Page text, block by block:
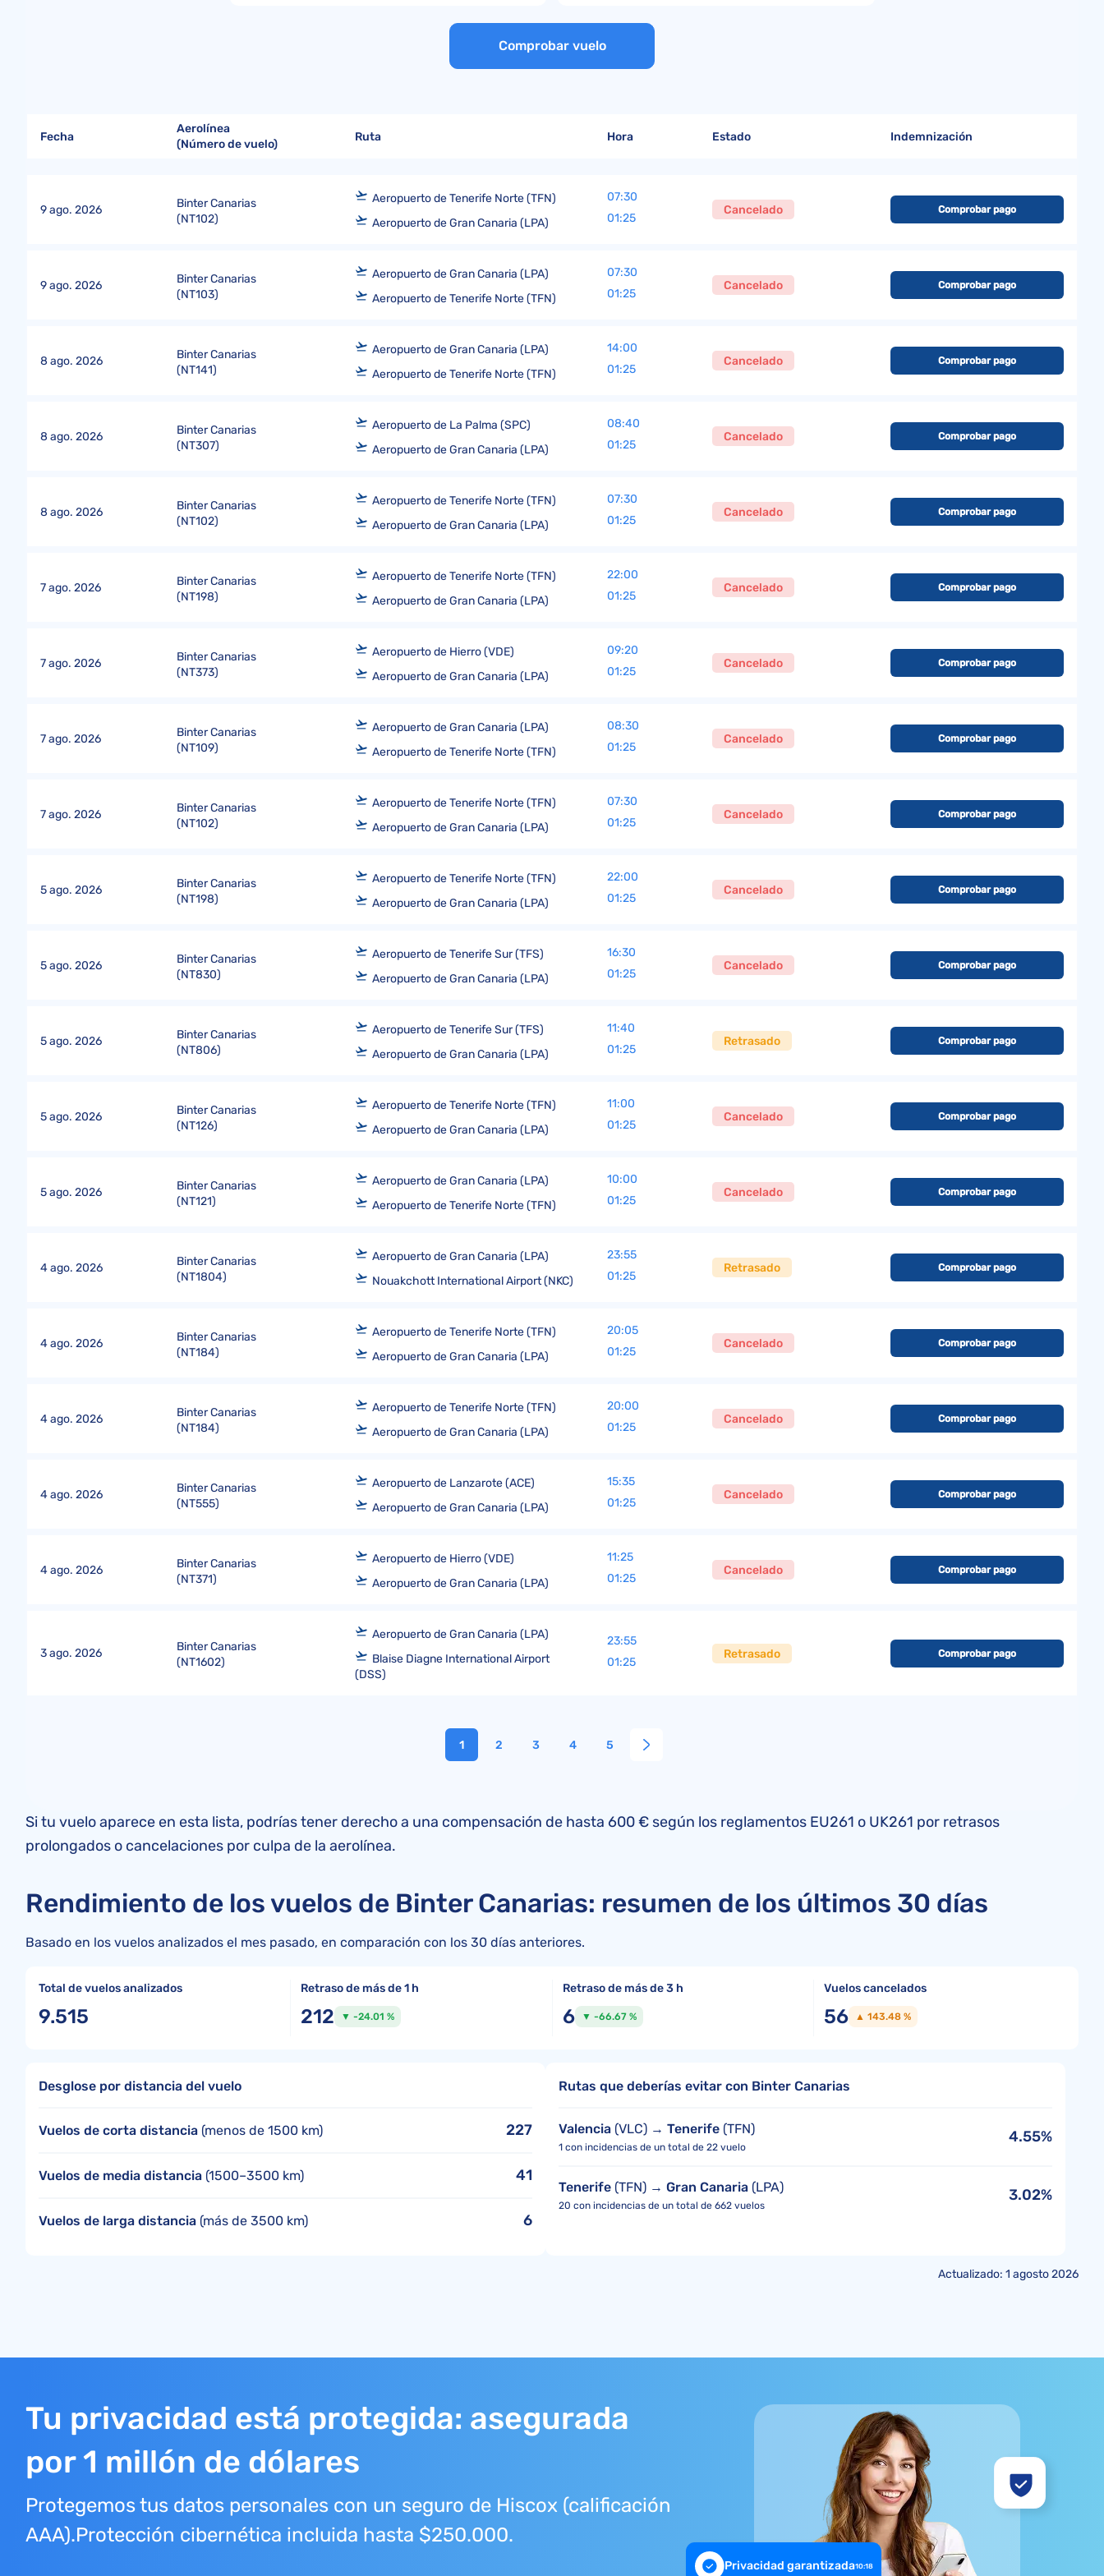
Reclamaciones a Aerolíneas Argentinas
Reclamaciones a American Airlines
Quejas a American Airlines
Convenio de Varsovia
Directiva (UE) 2015/2302
Opiniones sobre KLM
Comprobar vuelo
Fecha
Aerolínea
(Número de vuelo)
Ruta Hora Estado Indemnización
9 ago. 2026
Binter Canarias
(NT102)
Aeropuerto de Tenerife Norte (TFN)
Aeropuerto de Gran Canaria (LPA)
07:30
01:25
Cancelado Comprobar pago
9 ago. 2026
Binter Canarias
(NT103)
Aeropuerto de Gran Canaria (LPA)
Aeropuerto de Tenerife Norte (TFN)
07:30
01:25
Cancelado Comprobar pago
8 ago. 2026
Binter Canarias
(NT141)
Aeropuerto de Gran Canaria (LPA)
Aeropuerto de Tenerife Norte (TFN)
14:00
01:25
Cancelado Comprobar pago
8 ago. 2026
Binter Canarias
(NT307)
Aeropuerto de La Palma (SPC)
Aeropuerto de Gran Canaria (LPA)
08:40
01:25
Cancelado Comprobar pago
8 ago. 2026
Binter Canarias
(NT102)
Aeropuerto de Tenerife Norte (TFN)
Aeropuerto de Gran Canaria (LPA)
07:30
01:25
Cancelado Comprobar pago
7 ago. 2026
Binter Canarias
(NT198)
Aeropuerto de Tenerife Norte (TFN)
Aeropuerto de Gran Canaria (LPA)
22:00
01:25
Cancelado Comprobar pago
7 ago. 2026
Binter Canarias
(NT373)
Aeropuerto de Hierro (VDE)
Aeropuerto de Gran Canaria (LPA)
09:20
01:25
Cancelado Comprobar pago
7 ago. 2026
Binter Canarias
(NT109)
Aeropuerto de Gran Canaria (LPA)
Aeropuerto de Tenerife Norte (TFN)
08:30
01:25
Cancelado Comprobar pago
7 ago. 2026
Binter Canarias
(NT102)
Aeropuerto de Tenerife Norte (TFN)
Aeropuerto de Gran Canaria (LPA)
07:30
01:25
Cancelado Comprobar pago
5 ago. 2026
Binter Canarias
(NT198)
Aeropuerto de Tenerife Norte (TFN)
Aeropuerto de Gran Canaria (LPA)
22:00
01:25
Cancelado Comprobar pago
5 ago. 2026
Binter Canarias
(NT830)
Aeropuerto de Tenerife Sur (TFS)
Aeropuerto de Gran Canaria (LPA)
16:30
01:25
Cancelado Comprobar pago
5 ago. 2026
Binter Canarias
(NT806)
Aeropuerto de Tenerife Sur (TFS)
Aeropuerto de Gran Canaria (LPA)
11:40
01:25
Retrasado Comprobar pago
5 ago. 2026
Binter Canarias
(NT126)
Aeropuerto de Tenerife Norte (TFN)
Aeropuerto de Gran Canaria (LPA)
11:00
01:25
Cancelado Comprobar pago
5 ago. 2026
Binter Canarias
(NT121)
Aeropuerto de Gran Canaria (LPA)
Aeropuerto de Tenerife Norte (TFN)
10:00
01:25
Cancelado Comprobar pago
4 ago. 2026
Binter Canarias
(NT1804)
Aeropuerto de Gran Canaria (LPA)
Nouakchott International Airport (NKC)
23:55
01:25
Retrasado Comprobar pago
4 ago. 2026
Binter Canarias
(NT184)
Aeropuerto de Tenerife Norte (TFN)
Aeropuerto de Gran Canaria (LPA)
20:05
01:25
Cancelado Comprobar pago
4 ago. 2026
Binter Canarias
(NT184)
Aeropuerto de Tenerife Norte (TFN)
Aeropuerto de Gran Canaria (LPA)
20:00
01:25
Cancelado Comprobar pago
4 ago. 2026
Binter Canarias
(NT555)
Aeropuerto de Lanzarote (ACE)
Aeropuerto de Gran Canaria (LPA)
15:35
01:25
Cancelado Comprobar pago
4 ago. 2026
Binter Canarias
(NT371)
Aeropuerto de Hierro (VDE)
Aeropuerto de Gran Canaria (LPA)
11:25
01:25
Cancelado Comprobar pago
3 ago. 2026
Binter Canarias
(NT1602)
Aeropuerto de Gran Canaria (LPA)
Blaise Diagne International Airport
(DSS)
23:55
01:25
Retrasado Comprobar pago
1 2 3 4 5
Si tu vuelo aparece en esta lista, podrías tener derecho a una compensación de hasta 600 € según los reglamentos EU261 o UK261 por retrasos
prolongados o cancelaciones por culpa de la aerolínea.
Rendimiento de los vuelos de Binter Canarias: resumen de los últimos 30 días
Basado en los vuelos analizados el mes pasado, en comparación con los 30 días anteriores.
Total de vuelos analizados
9.515
Retraso de más de 1 h
212 ▼ -24.01 %
Retraso de más de 3 h
6 ▼ -66.67 %
Vuelos cancelados
56 ▲ 143.48 %
Desglose por distancia del vuelo
Vuelos de corta distancia (menos de 1500 km) 227
Vuelos de media distancia (1500–3500 km) 41
Vuelos de larga distancia (más de 3500 km) 6
Rutas que deberías evitar con Binter Canarias
Valencia (VLC) → Tenerife (TFN)
1 con incidencias de un total de 22 vuelo
4.55%
Tenerife (TFN) → Gran Canaria (LPA)
20 con incidencias de un total de 662 vuelos
3.02%
Actualizado: 1 agosto 2026
Tu privacidad está protegida: asegurada
por 1 millón de dólares
Protegemos tus datos personales con un seguro de Hiscox (calificación
AAA).Protección cibernética incluida hasta $250.000.
Privacidad garantizada10:18